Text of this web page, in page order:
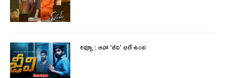
రివ్యూ : ఆహా ‘జీవి’ భలే ఉంది